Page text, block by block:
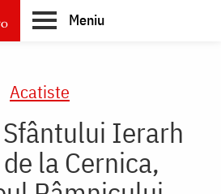
Meniu
Acatiste
Ierarh
la Cernica,